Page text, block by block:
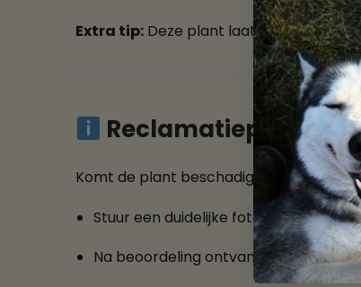
Extra tip:Deze plant laat zich goed
Komt de plant beschadigd aan? Meld
Stuur een duidelijke foto van het
Na beoordeling ontvang je een